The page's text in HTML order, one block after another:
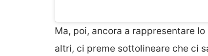
Ma, poi, ancora a rappresentare
altri, ci preme sottolineare che ci